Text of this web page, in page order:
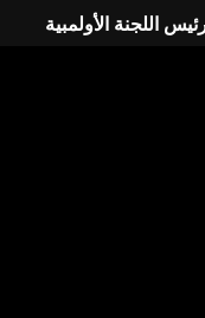
اللجنة الأولمبية